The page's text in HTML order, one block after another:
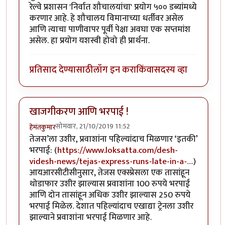
रेल्वे प्रशासन 'निर्वात शौचालयांचा' प्रयोग ५०० डब्यांमध्ये
करणार आहे. हे शौचालय विमानाच्या धर्तीवर असेल
आणि त्याचा पाणीवापर पूर्वी पेक्षा अवघा एक सप्तमांश
असेल. हा प्रयोग यशस्वी होवो ही प्रार्थना.
प्रतिसाद देण्यासाठीलॉग इन कराकिंवासदस्य व्हा
खाजगीकरण आणि भरपाई !
हेमंतकुमारसोमवार, 21/10/2019 11:52
तेजस’ला उशीर, प्रवाशांना पहिल्यांदाच मिळणार ‘इतकी’
भरपाई: (https://www.loksatta.com/desh-
videsh-news/tejas-express-runs-late-in-a-…)
आयआरसीटीसीनुसार, तेजस एक्स्प्रेसला एक तासांहून
थोडाफार उशीर झाल्यास प्रवाशांना 100 रुपये भरपाई
आणि दोन तासांहून अधिक उशीर झाल्यास 250 रुपये
भरपाई मिळेल. देशात पहिल्यांदाच एखाद्या ट्रेनला उशीर
झाल्याने प्रवाशांना भरपाई मिळणार आहे.